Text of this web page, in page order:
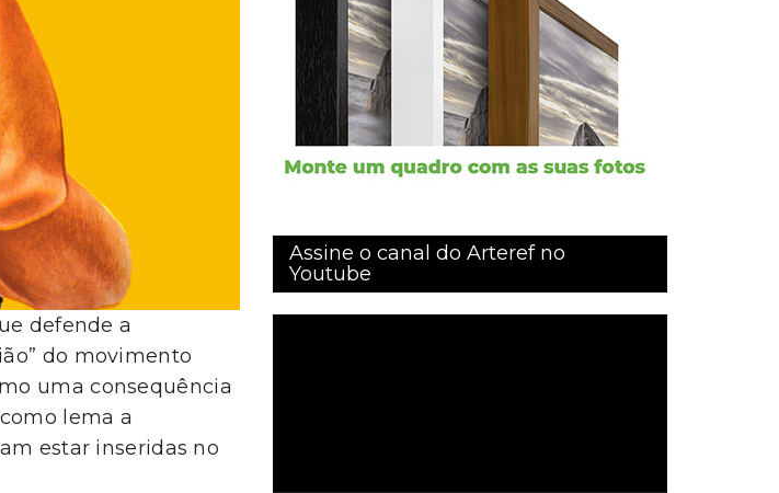
defende a
do movimento
uma consequência
lema a
estar inseridas no
Assine o canal do Arteref no
Youtube